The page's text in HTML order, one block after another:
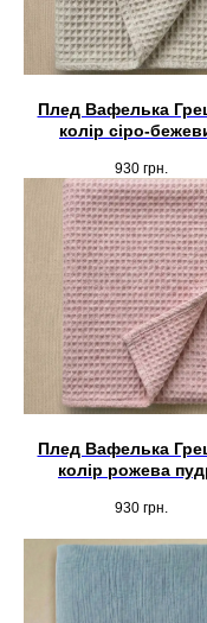
Плед Вафелька
колір сіро-
930 грн.
Плед Вафелька
колір рожева
930 грн.